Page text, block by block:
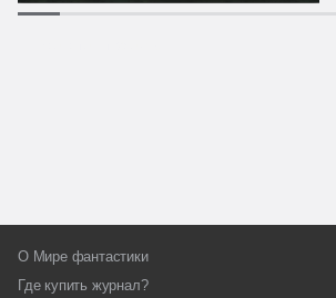
О Мире фантастики
Где купить журнал?